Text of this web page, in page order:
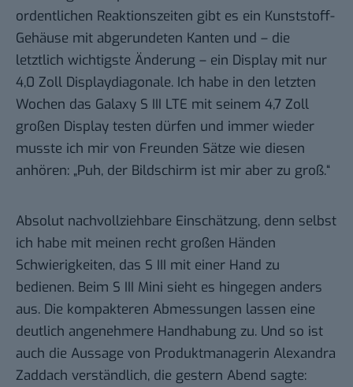
ordentlichen Reaktionszeiten gibt es ein Kunststoff-
Gehäuse mit abgerundeten Kanten und – die
letztlich wichtigste Änderung – ein Display mit nur
4,0 Zoll Displaydiagonale. Ich habe in den letzten
Wochen das Galaxy S III LTE mit seinem 4,7 Zoll
großen Display testen dürfen und immer wieder
musste ich mir von Freunden Sätze wie diesen
anhören: „Puh, der Bildschirm ist mir aber zu groß.“
Absolut nachvollziehbare Einschätzung, denn selbst
ich habe mit meinen recht großen Händen
Schwierigkeiten, das S III mit einer Hand zu
bedienen. Beim S III Mini sieht es hingegen anders
aus. Die kompakteren Abmessungen lassen eine
deutlich angenehmere Handhabung zu. Und so ist
auch die Aussage von Produktmanagerin Alexandra
Zaddach verständlich, die gestern Abend sagte: